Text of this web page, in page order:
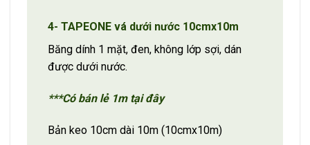
4- TAPEONE vá dưới nước 10cmx10m
Băng dính 1 mặt, đen, không lớp sợi, dán
được dưới nước.
***Có bán lẻ 1m tại đây
Bản keo 10cm dài 10m (10cmx10m)